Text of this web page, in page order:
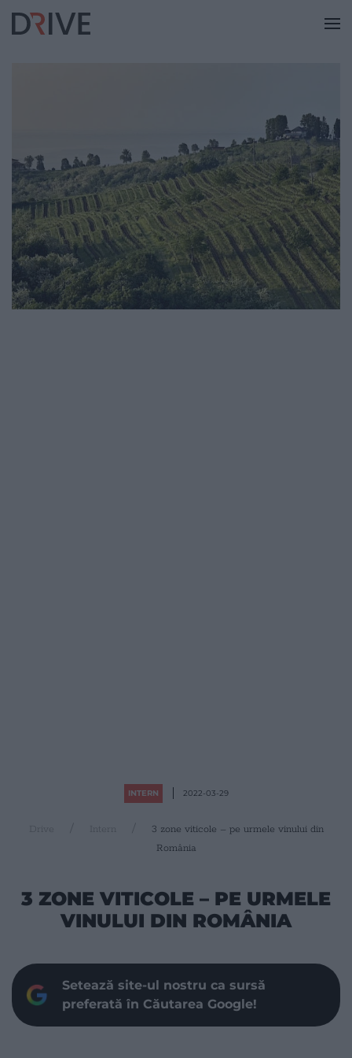
INTERN 2022-03-29
Drive
3 zone viticole – pe urmele vinului din
România
3 ZONE VITICOLE – PE URMELE
VINULUI DIN ROMÂNIA
Setează site-ul nostru ca sursă
preferată în Căutarea Google!